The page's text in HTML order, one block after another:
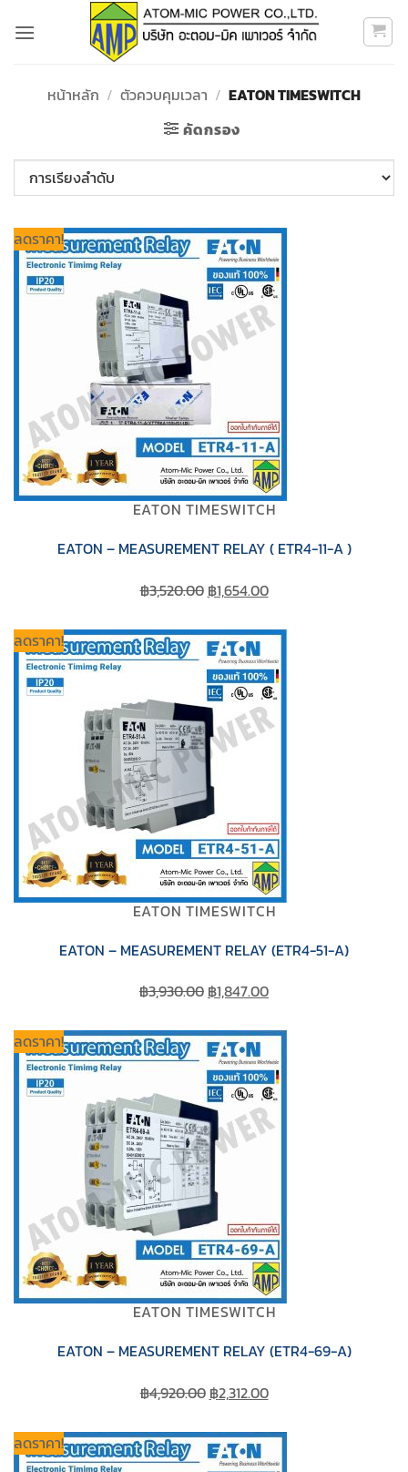
หน้าหลัก / ตัวควบคุมเวลา / EATON TIMESWITCH
คัดกรอง
ลดราคา!
EATON TIMESWITCH
EATON – MEASUREMENT RELAY ( ETR4-11-A )
฿3,520.00 Original
was:
฿3,520.00.
฿1,654.00Current
is:
฿1,654.00.
ลดราคา!
EATON TIMESWITCH
EATON – MEASUREMENT RELAY (ETR4-51-A)
฿3,930.00 Original
was:
฿3,930.00.
฿1,847.00Current
is:
฿1,847.00.
ลดราคา!
EATON TIMESWITCH
EATON – MEASUREMENT RELAY (ETR4-69-A)
฿4,920.00 Original
was:
฿4,920.00.
฿2,312.00Current
is:
฿2,312.00.
ลดราคา!